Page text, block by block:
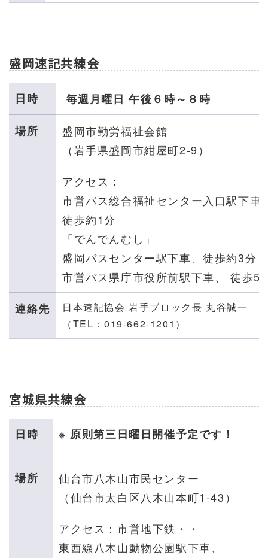
盛岡速記共練会
日時 毎週月曜日 午後６時～８時
場所
盛岡市勤労福祉会館
（岩手県盛岡市紺屋町2-9）
アクセス：
市営バス総合福祉センター入口駅下車
徒歩約1分
「でんでんむし」
盛岡バスセンター駅下車、徒歩約3分
市営バス県庁市役所前駅下車、 徒歩5
連絡先
日本速記協会 岩手ブロック長 丸谷誠一
（TEL：019-662-1201）
宮城県共練会
日時 ※ 原則第三日曜日開催予定です！
場所
仙台市八木山市民センター
（仙台市太白区八木山本町1-43）
アクセス：市営地下鉄・・
東西線八木山動物公園駅下車、